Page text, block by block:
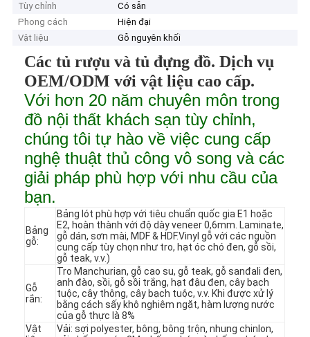
Tùy chỉnh
Có sẵn
Phong cách
Hiện đại
Vật liệu
Gỗ nguyên khối
Các tủ rượu và tủ đựng đồ. Dịch vụ
OEM/ODM với vật liệu cao cấp.
Với hơn 20 năm chuyên môn trong
đồ nội thất khách sạn tùy chỉnh,
chúng tôi tự hào về việc cung cấp
nghệ thuật thủ công vô song và các
giải pháp phù hợp với nhu cầu của
bạn.
Bảng
gỗ:
Bảng lót phù hợp với tiêu chuẩn quốc gia E1 hoặc
E2, hoàn thành với độ dày veneer 0,6mm. Laminate,
gỗ dán, sơn mài, MDF & HDF.Vinyl gỗ với các nguồn
cung cấp tùy chọn như tro, hạt óc chó đen, gỗ sồi,
gỗ teak, v.v.)
Gỗ
rắn:
Tro Manchurian, gỗ cao su, gỗ teak, gỗ sanđali đen,
anh đào, sồi, gỗ sồi trắng, hạt đậu đen, cây bạch
tuộc, cây thông, cây bạch tuộc, v.v. Khi được xử lý
bằng cách sấy khô nghiêm ngặt, hàm lượng nước
của gỗ thực là 8%
Vật
Vải: sợi polyester, bông, bông trộn, nhung chinlon,